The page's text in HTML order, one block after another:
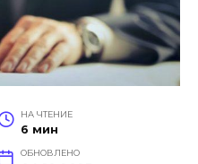
НА ЧТЕНИЕ
6 мин
ОБНОВЛЕНО